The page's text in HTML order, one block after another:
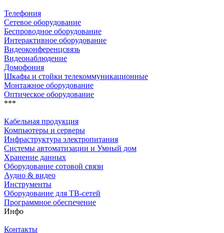
Телефония
Сетевое оборудование
Беспроводное оборудование
Интерактивное оборудование
Видеоконференцсвязь
Видеонаблюдение
Домофония
Шкафы и стойки телекоммуникационные
Монтажное оборудование
Оптическое оборудование
***
Кабельная продукция
Компьютеры и серверы
Инфраструктура электропитания
Системы автоматизации и Умный дом
Хранение данных
Оборудование сотовой связи
Аудио & видео
Инструменты
Оборудование для ТВ-сетей
Программное обеспечение
Инфо
Контакты